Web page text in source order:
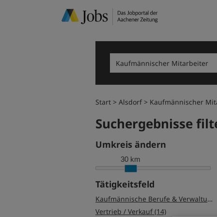
Start Alsdorf Kaufmännischer
Suchergebnisse
Umkreis ändern
30 km
Tätigkeitsfeld
Kaufmännische Berufe & Verwaltung (27)
Vertrieb / Verkauf (14)